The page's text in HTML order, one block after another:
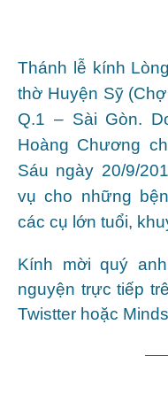
Thánh lễ kính
thờ Huyện Sỹ
Q.1 – Sài Gòn.
Hoàng Chương
Sáu ngày 20/9/
vụ cho những
các cụ lớn tuổi,
Kính mời quý
nguyện trực tiếp
Twistter hoặc